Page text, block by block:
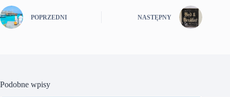
POPRZEDNI NASTĘPNY
Podobne wpisy